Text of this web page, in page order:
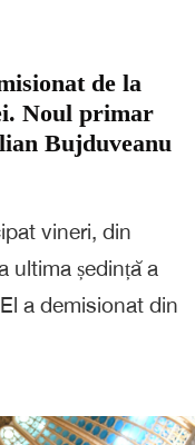
de la
Noul primar
Bujduveanu
vineri, din
ultima ședință a
a demisionat din